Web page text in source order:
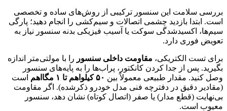
بررسی سلامت این سنسور ترکیبی از روش‌های ساده و تخصصی
است. ابتدا بازدید چشمی اتصالات و سیم‌کشی را انجام دهید؛ پارگی
سیم‌ها، اکسیدشدگی سوکت یا آسیب فیزیکی بدنه سنسور نیاز به
تعویض فوری دارد.
برای تست الکتریکی، مقاومت داخلی سنسور را با مولتی‌متر اندازه
بگیرید. پس از جدا کردن کانکتور، پراب‌ها را به پایه‌های سنسور
وصل کنید. مقدار طبیعی معمولاً بین ۵۰ کیلواهم تا ۱ مگااهم
است
(مقادیر دقیق در دفترچه فنی مدل خودرو ذکرشده). اگر مقاومت
بی‌نهایت (قطع مدار) یا صفر (اتصال کوتاه) نشان دهد، سنسور
معیوب است.